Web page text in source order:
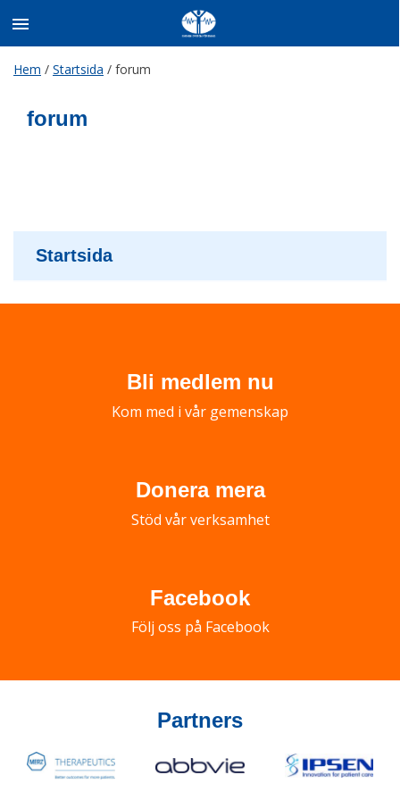
Hem / Startsida / forum
forum
Startsida
Bli medlem nu
Kom med i vår gemenskap
Donera mera
Stöd vår verksamhet
Facebook
Följ oss på Facebook
Partners